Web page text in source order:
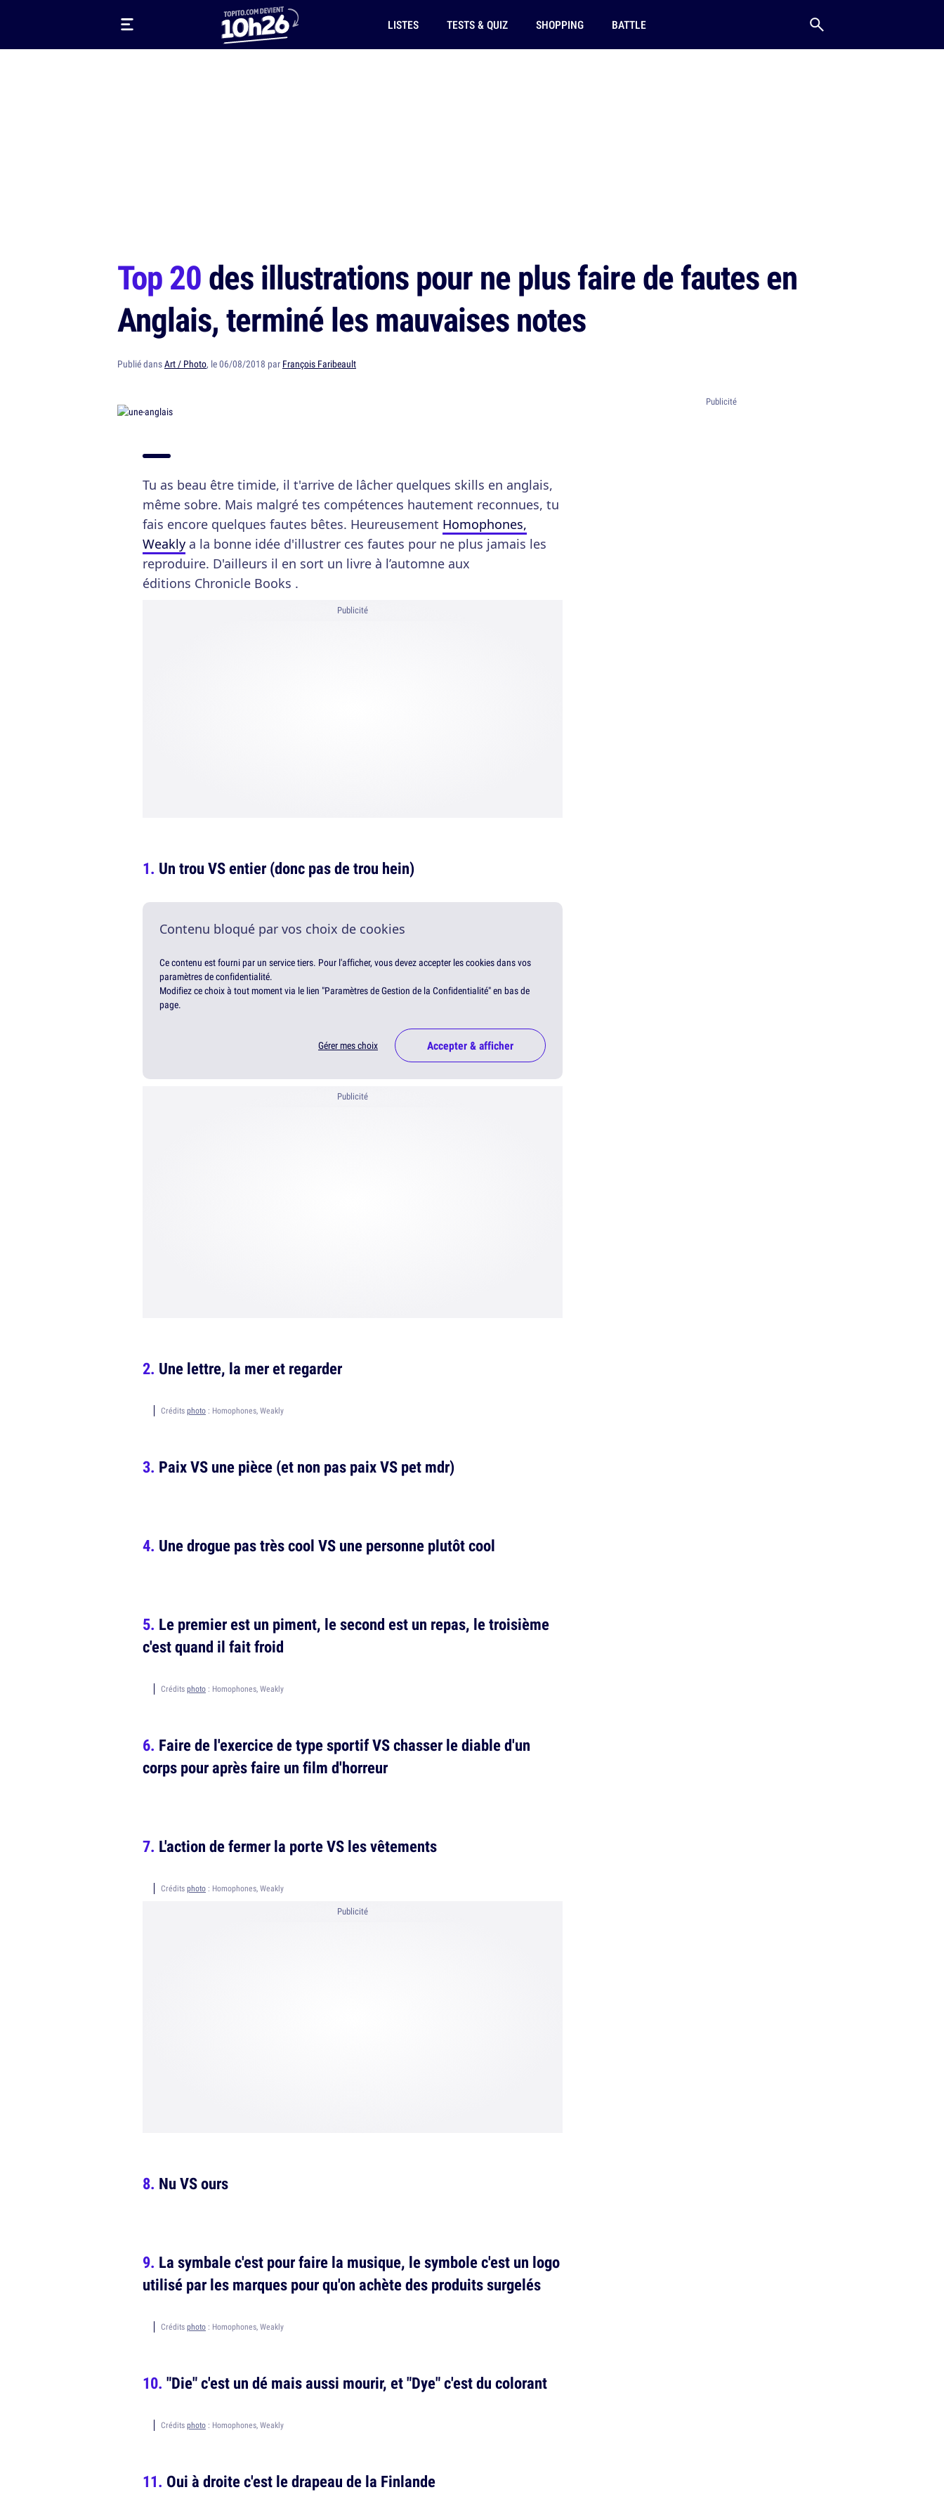
LISTES TESTS & QUIZ SHOPPING BATTLE
Top 20des illustrations pour ne plus faire de fautes en
Anglais, terminé les mauvaises notes
Publié dansArt / Photo, le 06/08/2018 par François Faribeault
Tu as beau être timide, il t'arrive de lâcher quelques skills en anglais,
même sobre. Mais malgré tes compétences hautement reconnues, tu
fais encore quelques fautes bêtes. Heureusement Homophones,
Weakly a la bonne idée d'illustrer ces fautes pour ne plus jamais les
reproduire. D'ailleurs il en sort un livre à l’automne aux
éditions Chronicle Books .
Publicité
Un trou VS entier (donc pas de trou hein)
Contenu bloqué par vos choix de cookies
Ce contenu est fourni par un service tiers. Pour l'afficher, vous devez accepter les cookies dans vos
paramètres de confidentialité.
Modifiez ce choix à tout moment via le lien "Paramètres de Gestion de la Confidentialité" en bas de
page.
Gérer mes choix Accepter & afficher
Publicité
Une lettre, la mer et regarder
Crédits photo : Homophones, Weakly
Paix VS une pièce (et non pas paix VS pet mdr)
Une drogue pas très cool VS une personne plutôt cool
Le premier est un piment, le second est un repas, le troisième
c'est quand il fait froid
Crédits photo : Homophones, Weakly
Faire de l'exercice de type sportif VS chasser le diable d'un
corps pour après faire un film d'horreur
L'action de fermer la porte VS les vêtements
Crédits photo : Homophones, Weakly
Publicité
Nu VS ours
La symbale c'est pour faire la musique, le symbole c'est un logo
utilisé par les marques pour qu'on achète des produits surgelés
Crédits photo : Homophones, Weakly
"Die" c'est un dé mais aussi mourir, et "Dye" c'est du colorant
Crédits photo : Homophones, Weakly
Oui à droite c'est le drapeau de la Finlande